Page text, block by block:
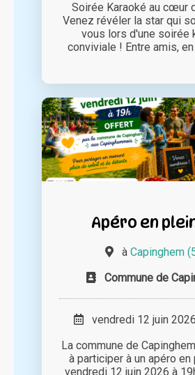
Soirée Karaoké au cœur
Venez révéler la star qui
vous lors d'une soirée
conviviale ! Entre amis, en
Apéro en
à Capinghem
Commune de
vendredi 12 juin
La commune de
à participer à un apéro en
vendredi 12 juin 2026 à